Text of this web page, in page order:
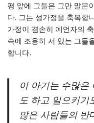
평 앞에 그들은 그만 말문
다. 그는 성가정을 축복합
가정이 겸손히 예언자의
속에 조용히 서 있는 그들
합니다.
이 아기는 수많은
도 하고 일으키기
많은 사람들의 반